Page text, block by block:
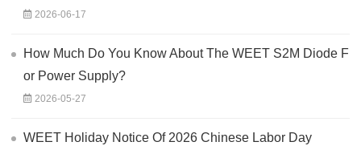
2026-06-17
How Much Do You Know About The WEET S2M Diode F
or Power Supply?
2026-05-27
WEET Holiday Notice Of 2026 Chinese Labor Day